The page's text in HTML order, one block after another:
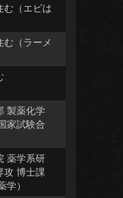
む（エビは
（ラーメ
製薬化学
家試験合
薬学系研
攻 博士課
）